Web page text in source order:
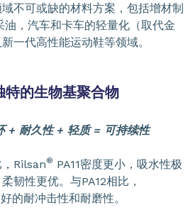
不可或缺的材料方案，包括增材制
，汽车和卡车的轻量化（取代金
一代高性能运动鞋等领域。
特的生物基聚合物
+ 耐久性 + 轻质 = 可持续性
Rilsan® PA11密度更小，吸水性极
韧性更优。与PA12相比，
的耐冲击性和耐磨性。